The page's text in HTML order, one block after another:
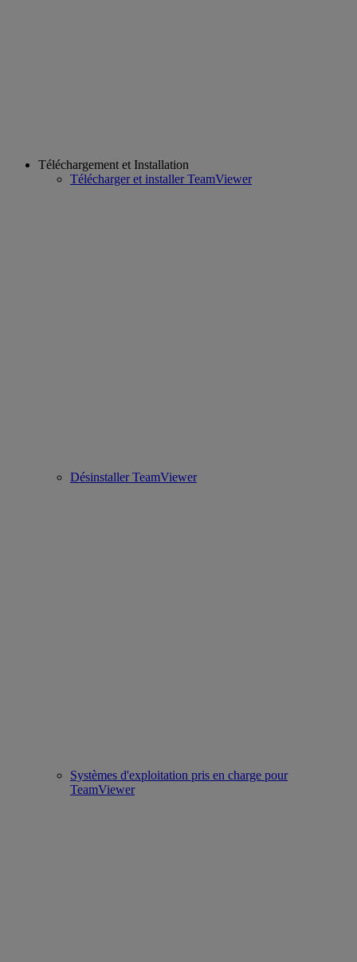
Téléchargement et Installation
Télécharger et installer TeamViewer
Désinstaller TeamViewer
Systèmes d'exploitation pris en charge pour
TeamViewer